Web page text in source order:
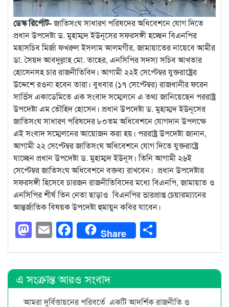
ডেস্ক রির্পোট-জাতিসংঘ সাধারণ পরিষদের অধিবেশনে যোগ দিতে
প্রধান উপদেষ্টা ড. মুহাম্মদ ইউনূসের সফরসঙ্গী হচ্ছেন বিএনপির
মহাসচিব মির্জা ফখরুল ইসলাম আলমগীর, জামায়াতের নায়েবে আমীর
ডা. সৈয়দ আবদুল্লাহ মো. তাহের, এনসিপির সদস্য সচিব আখতার
হোসেনসহ চার রাজনীতিবিদ। আগামী ২২ই সেপ্টেম্বর যুক্তরাষ্ট্রের
উদ্দেশে রওনা হবেন তারা। বুধবার (১৭ সেপ্টেম্বর) রাজধানীর ফরেন
সার্ভিস একাডেমিতে এক সংবাদ সম্মেলনে এ তথ্য জানিয়েছেন পররাষ্ট্র
উপদেষ্টা এম তৌহিদ হোসেন। প্রধান উপদেষ্টা ড. মুহাম্মদ ইউনূসের
জাতিসংঘ সাধারণ পরিষদের ৮০তম অধিবেশনে যোগদান উপলক্ষে
এই সংবাদ সম্মেলনের আয়োজন করা হয়। পররাষ্ট্র উপদেষ্টা জানান,
আগামী ২২ সেপ্টেম্বর জাতিসংঘ অধিবেশনে যোগ দিতে যুক্তরাষ্ট্রে
যাচ্ছেন প্রধান উপদেষ্টা ড. মুহাম্মদ ইউনূস। তিনি আগামী ২৬ই
সেপ্টেম্বর জাতিসংঘ অধিবেশনে বক্তব্য রাখবেন। প্রধান উপদেষ্টার
সফরসঙ্গী হিসেবে চারজন রাজনীতিবিদের মধ্যে বিএনপি, জামায়াত ও
এনসিপির শীর্ষ তিন নেতা ছাড়াও বিএনপির ভারপ্রাপ্ত চেয়ারম্যানের
আন্তর্জাতিক বিষয়ক উপদেষ্টা হুমায়ুন কবির যাবেন।
Mastodon
EmailFacebook
Share
এ সংক্রান্ত আরও সংবাদ
আমরা দুর্বিত্তায়নের পরিবর্তে একটি আদর্শিক রাজনীতি ও